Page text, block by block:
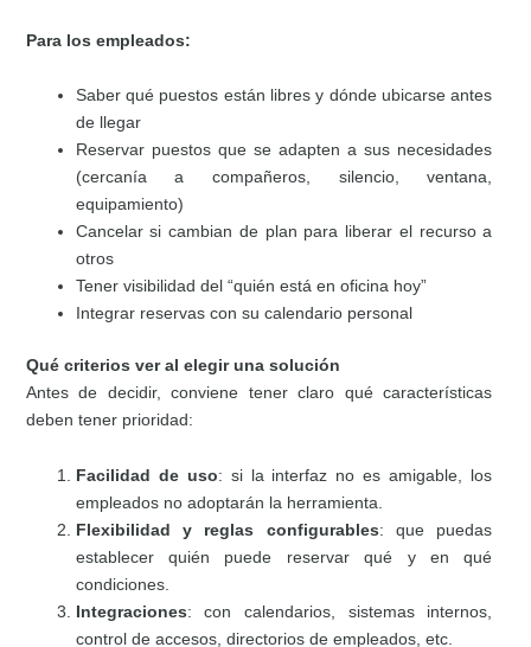
Para los empleados:
Saber qué puestos están libres y dónde ubicarse antes
de llegar
Reservar puestos que se adapten a sus necesidades
(cercanía a compañeros, silencio, ventana,
equipamiento)
Cancelar si cambian de plan para liberar el recurso a
otros
Tener visibilidad del “quién está en oficina hoy”
Integrar reservas con su calendario personal
Qué criterios ver al elegir una solución
Antes de decidir, conviene tener claro qué características
deben tener prioridad:
Facilidad de uso: si la interfaz no es amigable, los
empleados no adoptarán la herramienta.
Flexibilidad y reglas configurables: que puedas
establecer quién puede reservar qué y en qué
condiciones.
Integraciones: con calendarios, sistemas internos,
control de accesos, directorios de empleados, etc.